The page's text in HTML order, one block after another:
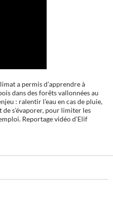
a permis d’apprendre à
dans des forêts vallonnées au
: ralentir l’eau en cas de pluie,
s’évaporer, pour limiter les
Reportage vidéo d’Elif